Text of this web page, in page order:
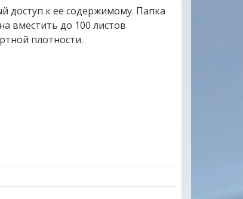
доступ к ее содержимому. Папка
вместить до 100 листов
плотности.